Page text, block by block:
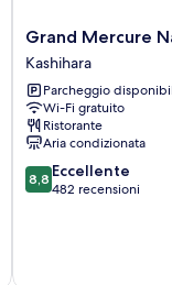
Grand
Mercure
Nara
Kashihara
Kashihara
Grand Mercure
Kashihara
Parcheggio
Wi-Fi gratuito
Ristorante
Aria condizionata
8.8
su
8,8 Eccellente
482 recensioni